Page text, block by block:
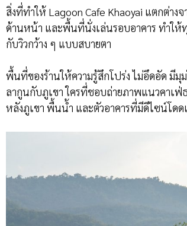
สิ่งที่ทำให้ Lagoon Cafe Khaoyai แตกต่า
ด้านหน้า และพื้นที่นั่งเล่นรอบอาคาร ทำให้
กับวิวกว้าง ๆ แบบสบายตา
พื้นที่ของร้านให้ความรู้สึกโปร่ง ไม่อึดอัด มี
ลากูนกับภูเขา ใครที่ชอบถ่ายภาพแนวคาเฟ่
หลังภูเขา พื้นน้ำ และตัวอาคารที่มีดีไซน์โดด